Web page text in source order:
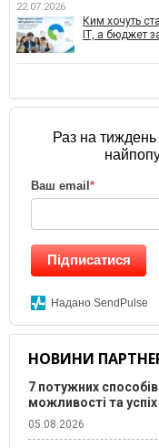
22.07.2026
Ким хочуть
ІТ, а бюджет
Раз на
Ваш email *
Підписатися
Надано SendPulse
НОВИНИ
7 потужних
можливості та успіх
05.08.2026